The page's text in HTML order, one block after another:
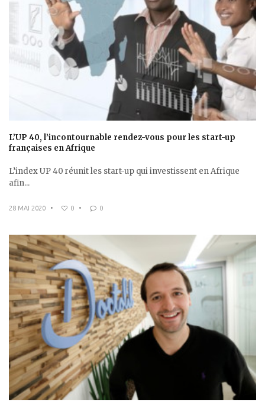
L’UP 40, l’incontournable rendez-vous pour les start-up
françaises en Afrique
L’index UP 40 réunit les start-up qui investissent en Afrique
afin...
28 MAI 2020 • 0 • 0